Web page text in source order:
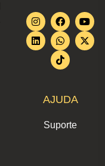
I
n
s
t
F
a
c
e
b
o
Y
o
u
t
L
i
n
k
W
h
a
t
s
a
X
-
t
w
T
i
k
t
o
k
AJUDA
Suporte